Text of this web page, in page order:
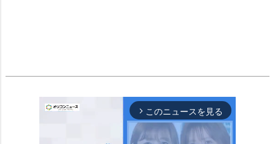
arrow_forward_ios このニュースを見る